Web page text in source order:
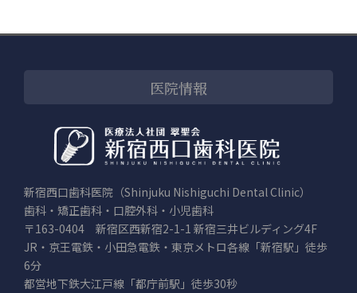
医院情報
新宿西口歯科医院（Shinjuku Nishiguchi Dental Clinic）
歯科・矯正歯科・口腔外科・小児歯科
〒163-0404 新宿区西新宿2-1-1 新宿三井ビルディング4F
JR・京王電鉄・小田急電鉄・東京メトロ各線「新宿駅」徒歩
6分
都営地下鉄大江戸線「都庁前駅」徒歩30秒